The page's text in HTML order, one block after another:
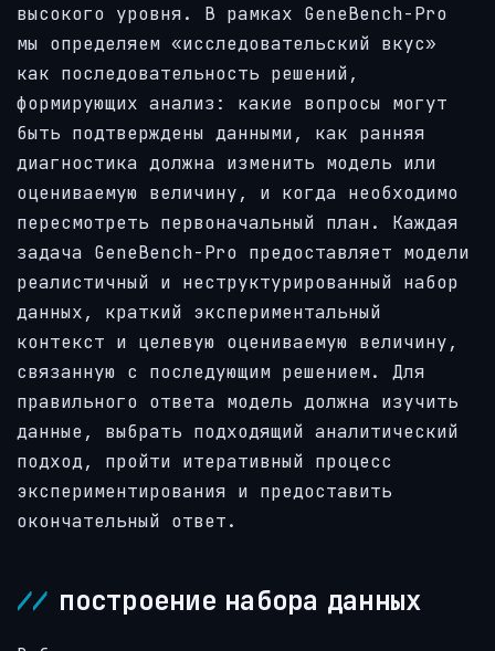
высокого уровня. В рамках GeneBench-Pro
мы определяем «исследовательский вкус»
как последовательность решений,
формирующих анализ: какие вопросы могут
быть подтверждены данными, как ранняя
диагностика должна изменить модель или
оцениваемую величину, и когда необходимо
пересмотреть первоначальный план. Каждая
задача GeneBench-Pro предоставляет модели
реалистичный и неструктурированный набор
данных, краткий экспериментальный
контекст и целевую оцениваемую величину,
связанную с последующим решением. Для
правильного ответа модель должна изучить
данные, выбрать подходящий аналитический
подход, пройти итеративный процесс
экспериментирования и предоставить
окончательный ответ.
построение набора данных